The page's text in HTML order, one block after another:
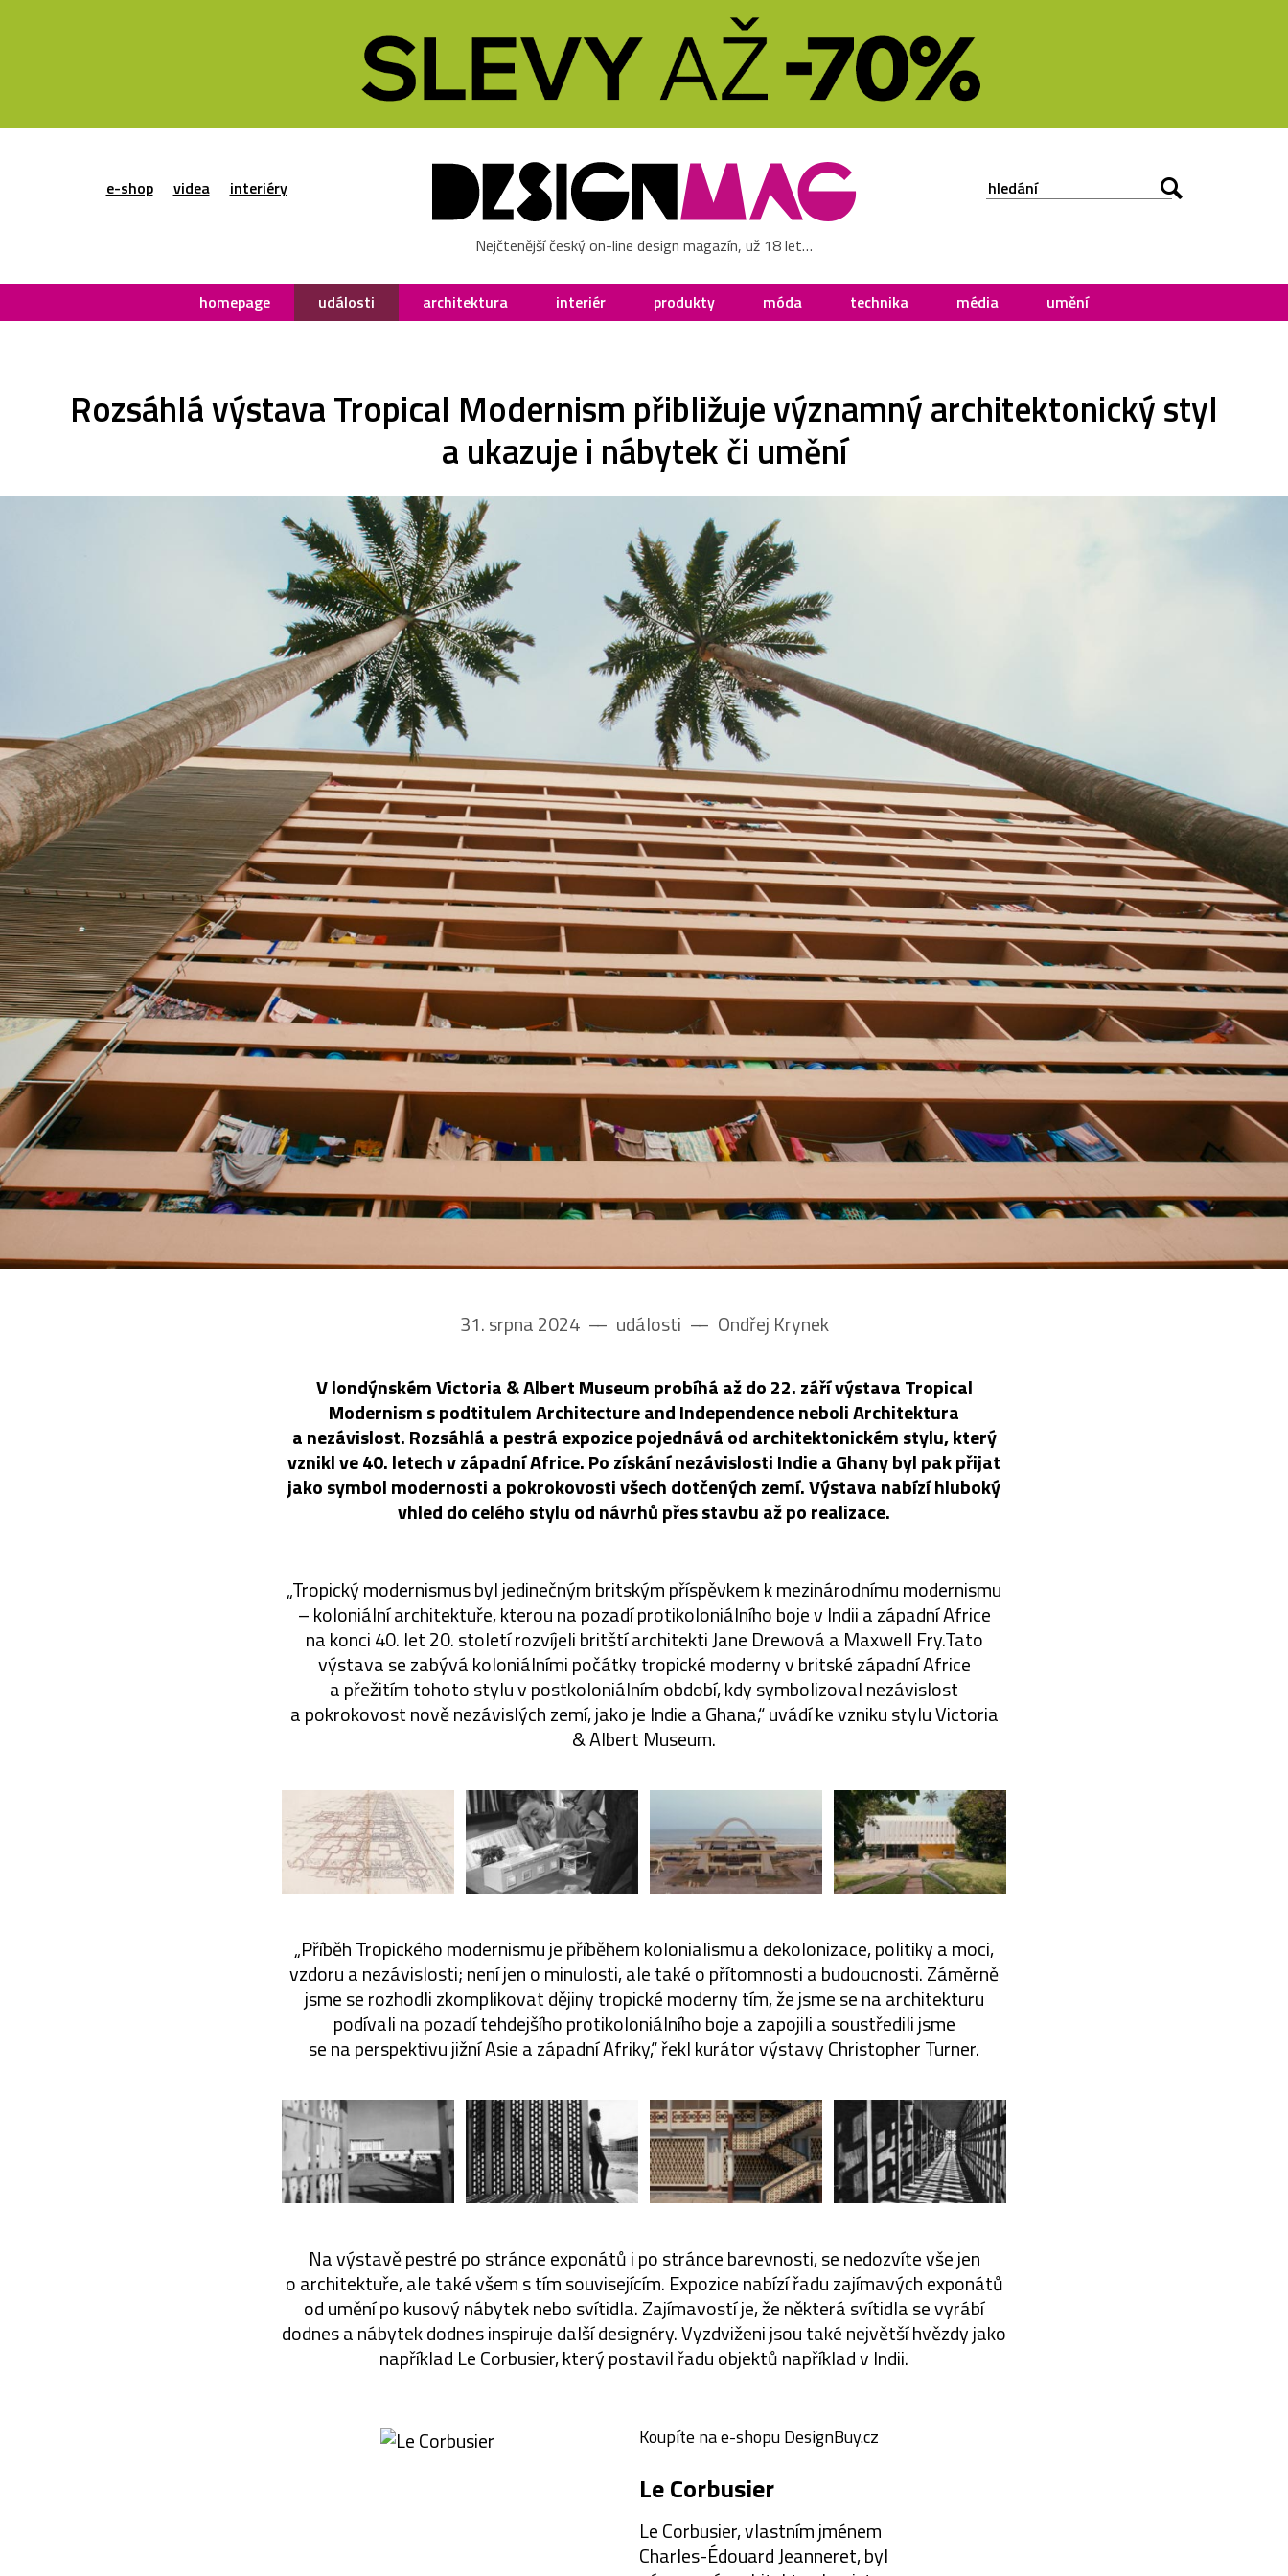
e-shop videa interiéry
Nejčtenější český on-line design magazín, už 18 let…
homepage události architektura interiér produkty móda technika média umění
Rozsáhlá výstava Tropical Modernism přibližuje významný architektonický styl
a ukazuje i nábytek či umění
31. srpna 2024 –– události –– Ondřej Krynek
V londýnském Victoria & Albert Museum probíhá až do 22. září výstava Tropical
Modernism s podtitulem Architecture and Independence neboli Architektura
a nezávislost. Rozsáhlá a pestrá expozice pojednává od architektonickém stylu, který
vznikl ve 40. letech v západní Africe. Po získání nezávislosti Indie a Ghany byl pak přijat
jako symbol modernosti a pokrokovosti všech dotčených zemí. Výstava nabízí hluboký
vhled do celého stylu od návrhů přes stavbu až po realizace.
„Tropický modernismus byl jedinečným britským příspěvkem k mezinárodnímu modernismu
– koloniální architektuře, kterou na pozadí protikoloniálního boje v Indii a západní Africe
na konci 40. let 20. století rozvíjeli britští architekti Jane Drewová a Maxwell Fry.Tato
výstava se zabývá koloniálními počátky tropické moderny v britské západní Africe
a přežitím tohoto stylu v postkoloniálním období, kdy symbolizoval nezávislost
a pokrokovost nově nezávislých zemí, jako je Indie a Ghana,“ uvádí ke vzniku stylu Victoria
& Albert Museum.
„Příběh Tropického modernismu je příběhem kolonialismu a dekolonizace, politiky a moci,
vzdoru a nezávislosti; není jen o minulosti, ale také o přítomnosti a budoucnosti. Záměrně
jsme se rozhodli zkomplikovat dějiny tropické moderny tím, že jsme se na architekturu
podívali na pozadí tehdejšího protikoloniálního boje a zapojili a soustředili jsme
se na perspektivu jižní Asie a západní Afriky,“ řekl kurátor výstavy Christopher Turner.
Na výstavě pestré po stránce exponátů i po stránce barevnosti, se nedozvíte vše jen
o architektuře, ale také všem s tím souvisejícím. Expozice nabízí řadu zajímavých exponátů
od umění po kusový nábytek nebo svítidla. Zajímavostí je, že některá svítidla se vyrábí
dodnes a nábytek dodnes inspiruje další designéry. Vyzdviženi jsou také největší hvězdy jako
například Le Corbusier, který postavil řadu objektů například v Indii.
Koupíte na e-shopu DesignBuy.cz
Le Corbusier
Le Corbusier, vlastním jménem
Charles-Édouard Jeanneret, byl